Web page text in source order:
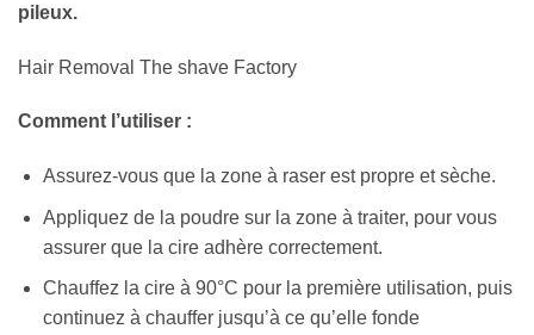
pileux.
Hair Removal The shave Factory
Comment l’utiliser :
Assurez-vous que la zone à raser est propre et sèche.
Appliquez de la poudre sur la zone à traiter, pour vous
assurer que la cire adhère correctement.
Chauffez la cire à 90°C pour la première utilisation, puis
continuez à chauffer jusqu’à ce qu’elle fonde